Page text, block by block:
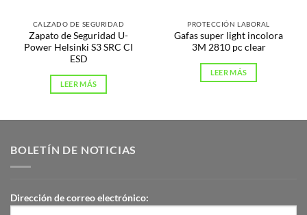
CALZADO DE SEGURIDAD
Zapato de Seguridad U-
Power Helsinki S3 SRC CI
ESD
LEER MÁS
PROTECCIÓN LABORAL
Gafas super light incolora
3M 2810 pc clear
LEER MÁS
BOLETÍN DE NOTICIAS
Dirección de correo electrónico: